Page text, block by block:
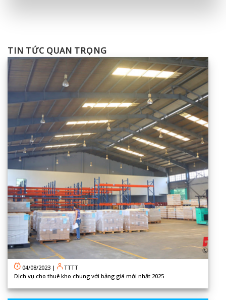
TIN TỨC QUAN TRỌNG
04/08/2023 |
TTTT
Dịch vụ cho thuê kho chung với bảng giá mới nhất 2025